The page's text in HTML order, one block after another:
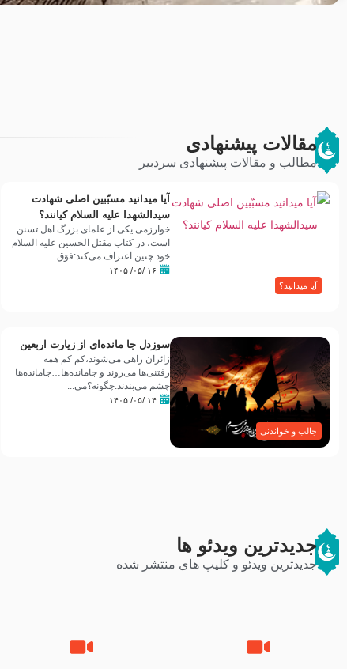
التعليقات
عليها”
طرحی
بسیار
مقالات پیشنهادی
مطالب و مقالات پیشنهادی سردبیر
آیا میدانید؟
آیا میدانید مسبّبین اصلی شهادت
سیدالشهدا علیه ‌السلام کیانند؟
خوارزمی یکی از علمای بزرگ اهل تسنن
است، در کتاب مقتل الحسین علیه ‌السلام
خود چنین اعتراف می‌کند:فوَق...
۱۶ /۰۵/ ۱۴۰۵
جالب و خواندنی
سوزدل جا مانده‌ای از زیارت اربعین
زائران راهی می‌شوند،کم‌ کم همه
رفتنی‌ها می‌روند و جامانده‌ها…جامانده‌ها
چشم می‌بندند.چگونه؟می‌...
۱۴ /۰۵/ ۱۴۰۵
جدیدترین ویدئو ها
جدیدترین ویدئو و کلیپ های منتشر شده